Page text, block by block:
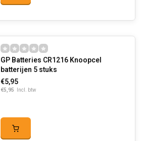
GP Batteries CR1216 Knoopcel
batterijen 5 stuks
€5,95
€5,95 Incl. btw